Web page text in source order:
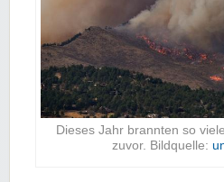
Dieses Jahr brannten so
zuvor. Bildquelle: